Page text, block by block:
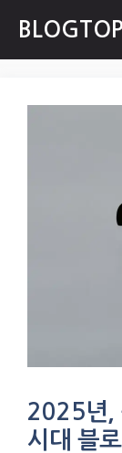
content
2025년,
시대 블